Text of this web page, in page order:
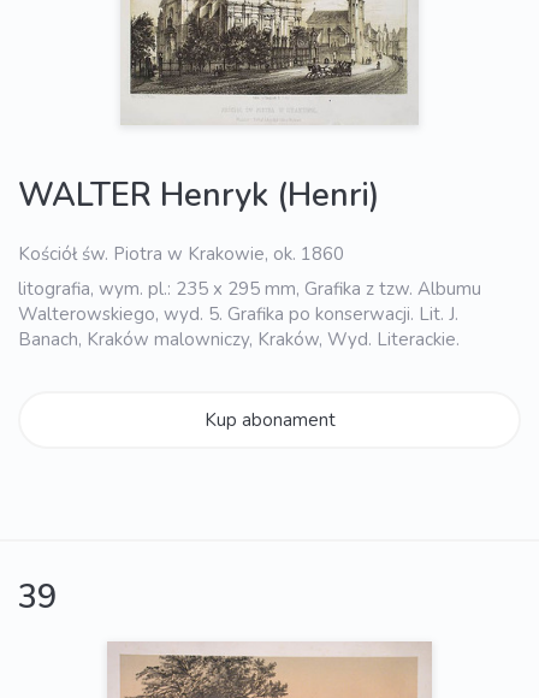
WALTER Henryk (Henri)
Kościół św. Piotra w Krakowie, ok. 1860
litografia, wym. pl.: 235 x 295 mm, Grafika z tzw. Albumu
Walterowskiego, wyd. 5. Grafika po konserwacji. Lit. J.
Banach, Kraków malowniczy, Kraków, Wyd. Literackie.
Kup abonament
39